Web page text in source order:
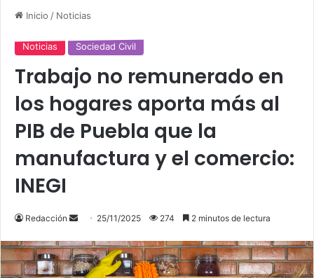
Inicio / Noticias
Noticias Sociedad Civil
Trabajo no remunerado en
los hogares aporta más al
PIB de Puebla que la
manufactura y el comercio:
INEGI
Redacción
Send
email
25/11/2025 274 2 minutos de lectura